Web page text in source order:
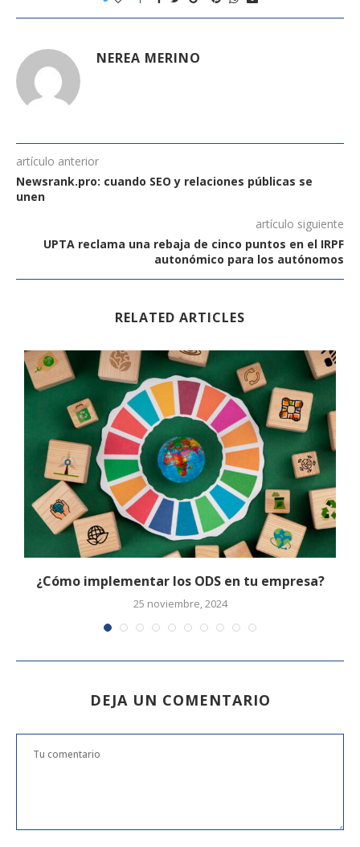
NEREA MERINO
artículo anterior
Newsrank.pro: cuando SEO y relaciones públicas se
unen
artículo siguiente
UPTA reclama una rebaja de cinco puntos en el IRPF
autonómico para los autónomos
RELATED ARTICLES
¿Cómo implementar los ODS en tu empresa?
25 noviembre, 2024
DEJA UN COMENTARIO